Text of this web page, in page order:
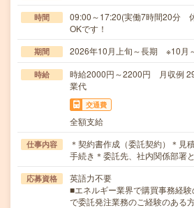
時間
09:00～17:20(実働7時間20分
OKです！
期間 2026年10月上旬～長期 ※10月
時給
時給2000円～2200円 月収例
業代
交通費
全額支給
仕事内容
＊契約書作成（委託契約）＊見
手続き＊委託先、社内関係部署
応募資格
英語力不要
■エネルギー業界で購買事務経
で委託発注業務のご経験のある